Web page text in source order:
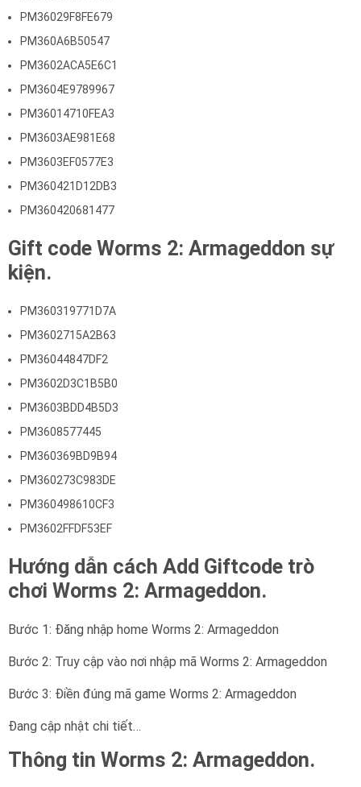
PM36029F8FE679
PM360A6B50547
PM3602ACA5E6C1
PM3604E9789967
PM36014710FEA3
PM3603AE981E68
PM3603EF0577E3
PM360421D12DB3
PM360420681477
Gift code Worms 2: Armageddon sự
kiện.
PM360319771D7A
PM3602715A2B63
PM36044847DF2
PM3602D3C1B5B0
PM3603BDD4B5D3
PM3608577445
PM360369BD9B94
PM360273C983DE
PM360498610CF3
PM3602FFDF53EF
Hướng dẫn cách Add Giftcode trò
chơi Worms 2: Armageddon.
Bước 1: Đăng nhập home Worms 2: Armageddon
Bước 2: Truy cập vào nơi nhập mã Worms 2: Armageddon
Bước 3: Điền đúng mã game Worms 2: Armageddon
Đang cập nhật chi tiết…
Thông tin Worms 2: Armageddon.